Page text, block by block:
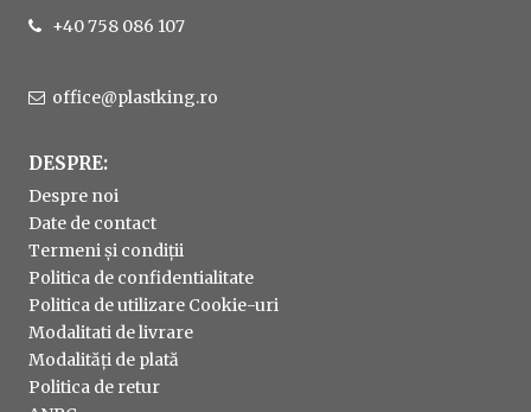
+40 758 086 107
office@plastking.ro
DESPRE:
Despre noi
Date de contact
Termeni și condiții
Politica de confidentialitate
Politica de utilizare Cookie-uri
Modalitati de livrare
Modalități de plată
Politica de retur